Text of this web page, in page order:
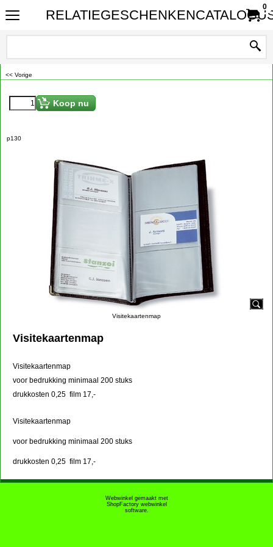
0
<< Vorige
Koop nu
p130
Visitekaartenmap
Visitekaartenmap
Visitekaartenmap
voor bedrukking minimaal 200 stuks
drukkosten 0,25 film 17,-
Visitekaartenmap
voor bedrukking minimaal 200 stuks
drukkosten 0,25 film 17,-
Webwinkel gemaakt met
ShopFactory webwinkel
software.